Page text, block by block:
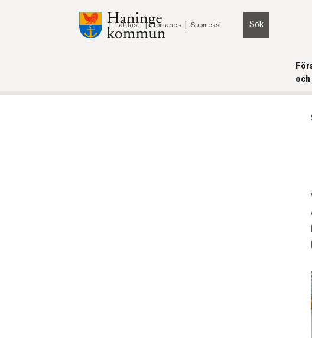
Till innehåll på sidan
Lyssna Lättläst Romanes Suomeksi Sök